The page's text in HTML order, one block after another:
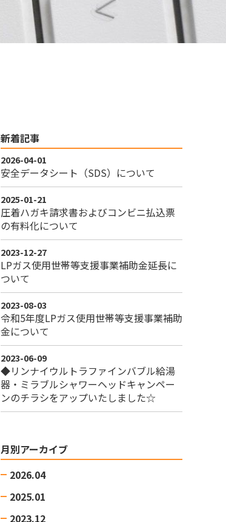
新着記事
2026-04-01
安全データシート（SDS）について
2025-01-21
圧着ハガキ請求書およびコンビニ払込票
の有料化について
2023-12-27
LPガス使用世帯等支援事業補助金延長に
ついて
2023-08-03
令和5年度LPガス使用世帯等支援事業補助
金について
2023-06-09
◆リンナイウルトラファインバブル給湯
器・ミラブルシャワーヘッドキャンペー
ンのチラシをアップいたしました☆
月別アーカイブ
2026.04
2025.01
2023.12